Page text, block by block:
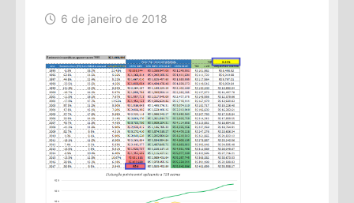
6 de janeiro de 2018